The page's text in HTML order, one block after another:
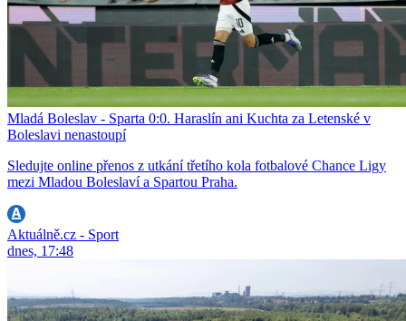
Mladá Boleslav - Sparta 0:0. Haraslín ani Kuchta za Letenské v
Boleslavi nenastoupí
Sledujte online přenos z utkání třetího kola fotbalové Chance Ligy
mezi Mladou Boleslaví a Spartou Praha.
Aktuálně.cz - Sport
dnes, 17:48